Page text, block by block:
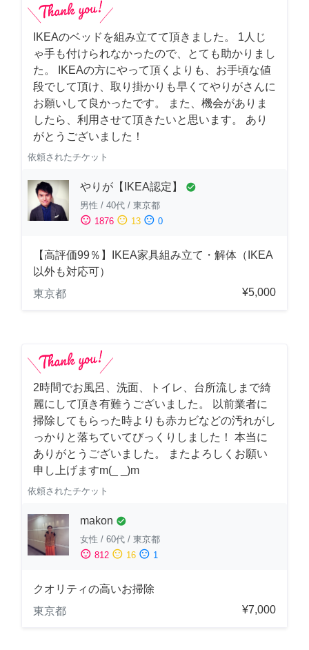
IKEAのベッドを組み立てて頂きました。 1人じ
ゃ手も付けられなかったので、とても助かりまし
た。 IKEAの方にやって頂くよりも、お手頃な値
段でして頂け、取り掛かりも早くてやりがさんに
お願いして良かったです。 また、機会がありま
したら、利用させて頂きたいと思います。 あり
がとうございました！
依頼されたチケット
やりが【IKEA認定】 check_circle
男性 / 40代 / 東京都
sentiment_satisfied 1876 sentiment_neutral 13 sentiment_dissatisfied 0
【高評価99％】IKEA家具組み立て・解体（IKEA
以外も対応可）
東京都
¥5,000
2時間でお風呂、洗面、トイレ、台所流しまで綺
麗にして頂き有難うございました。 以前業者に
掃除してもらった時よりも赤カビなどの汚れがし
っかりと落ちていてびっくりしました！ 本当に
ありがとうございました。 またよろしくお願い
申し上げますm(_ _)m
依頼されたチケット
makon check_circle
女性 / 60代 / 東京都
sentiment_satisfied 812 sentiment_neutral 16 sentiment_dissatisfied 1
クオリティの高いお掃除
東京都
¥7,000